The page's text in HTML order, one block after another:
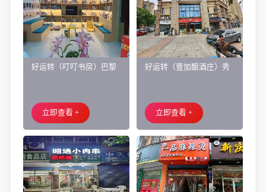
好运转（叮叮书房）巴黎
培训班带生源转让
立即查看 +
好运转（壹加酿酒庄）秀
庄、空店铺转让
立即查看 +